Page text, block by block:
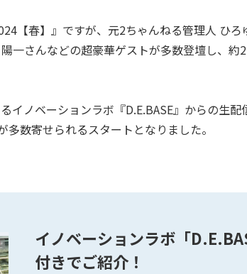
【春】』ですが、元2ちゃんねる管理人 ひ
一さんなどの超豪華ゲストが多数登壇し、
イノベーションラボ『D.E.BASE』からの生
数寄せられるスタートとなりました。
イノベーションラボ「
付きでご紹介！